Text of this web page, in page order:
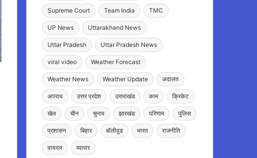
Supreme Court Team India TMC
UP News Uttarakhand News
Uttar Pradesh Uttar Pradesh News
viral video Weather Forecast
Weather News Weather Update अदालत
अपराध उत्तर प्रदेश उत्तराखंड काम क्रिकेट
खेल चीन चुनाव झारखंड परिणाम पुलिस
प्रशासन बिहार बॉलीवुड भारत राजनीति
वायरल व्यापार